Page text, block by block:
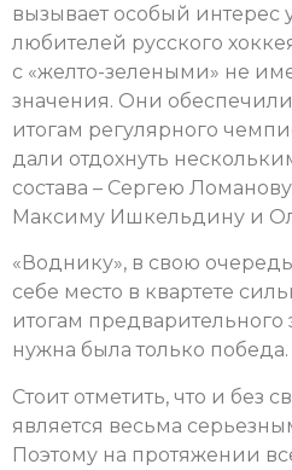
вызывает особый интерес
любителей русского
с «желто-зелеными» не
значения. Они
итогам регулярного
дали отдохнуть
состава – Сергею
Максиму Ишкельдину и
«Воднику», в свою
себе место в квартете
итогам предварительного
нужна была только победа.
Стоит отметить, что и без
является весьма
Поэтому на протяжении